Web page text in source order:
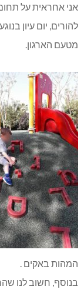
אני אחראית על
להורים, יום עיון
מטעם הארגון.
המהות באקים .
בנוסף, חשוב לנו